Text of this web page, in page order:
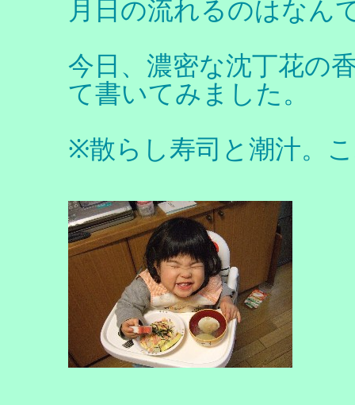
月日の流れるのはなん
今日、濃密な沈丁花の
て書いてみました。
※散らし寿司と潮汁。